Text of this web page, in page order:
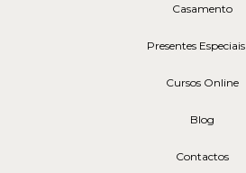
Casamento
Presentes Especiais
Cursos Online
Blog
Contactos